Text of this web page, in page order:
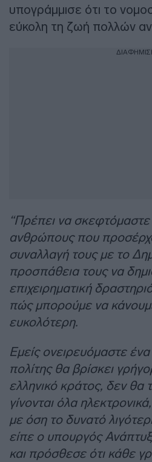
υπογράμμισε ότι το
εύκολη τη ζωή πολλών
“Πρέπει να
ανθρώπους που
συναλλαγή τους με το
προσπάθεια τους να
επιχειρηματική
πώς μπορούμε να
ευκολότερη.
Εμείς ονειρευόμαστε
πολίτης θα βρίσκει
ελληνικό κράτος, δεν θα
γίνονται όλα
με όση το δυνατό
είπε ο υπουργός
και πρόσθεσε ότι κάθε